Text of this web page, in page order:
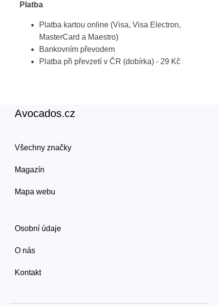
Platba
Platba kartou online (Visa, Visa Electron,
MasterCard a Maestro)
Bankovním převodem
Platba při převzetí v ČR (dobírka) - 29 Kč
Avocados.cz
Všechny značky
Magazín
Mapa webu
Osobní údaje
O nás
Kontakt